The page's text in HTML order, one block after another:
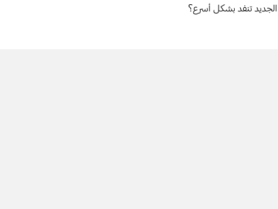
الجديد تنفد بشكل أسرع؟